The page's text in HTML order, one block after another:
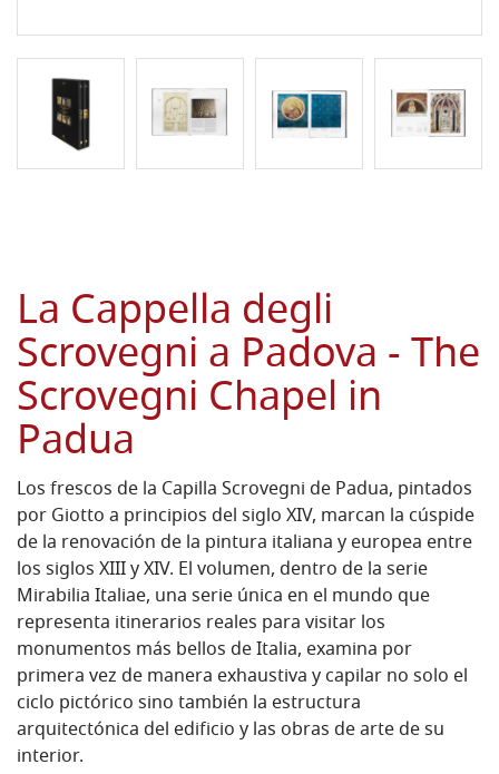
La Cappella degli
Scrovegni a Padova - The
Scrovegni Chapel in
Padua
Los frescos de la Capilla Scrovegni de Padua, pintados
por Giotto a principios del siglo XIV, marcan la cúspide
de la renovación de la pintura italiana y europea entre
los siglos XIII y XIV. El volumen, dentro de la serie
Mirabilia Italiae, una serie única en el mundo que
representa itinerarios reales para visitar los
monumentos más bellos de Italia, examina por
primera vez de manera exhaustiva y capilar no solo el
ciclo pictórico sino también la estructura
arquitectónica del edificio y las obras de arte de su
interior.